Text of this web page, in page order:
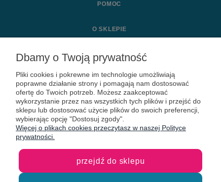
POMOC
O SKLEPIE
MOJE KONTO
KONTAKT
Dbamy o Twoją prywatność
Pliki cookies i pokrewne im technologie umożliwiają
poprawne działanie strony i pomagają nam dostosować
ofertę do Twoich potrzeb. Możesz zaakceptować
wykorzystanie przez nas wszystkich tych plików i przejść do
sklepu lub dostosować użycie plików do swoich preferencji,
wybierając opcję "Dostosuj zgody".
Więcej o plikach cookies przeczytasz w naszej Polityce
prywatności.
przejdź do sklepu